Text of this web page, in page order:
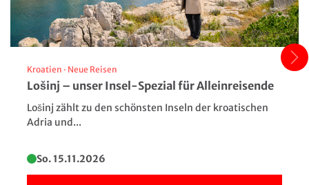
Abtei Santa Maria de Montserrat
©Sergii Figurnyi - stock.adobe.com
Kroatien · Neue Reisen
Lošinj – unser Insel-Spezial für Alleinreisende
Lošinj zählt zu den schönsten Inseln der kroatischen
Adria und...
So. 15.11.2026